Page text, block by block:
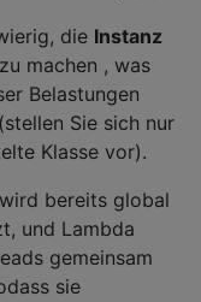
die Instanz
zu machen , was
Belastungen
Sie sich nur
Klasse vor).
bereits global
und Lambda
gemeinsam
sie